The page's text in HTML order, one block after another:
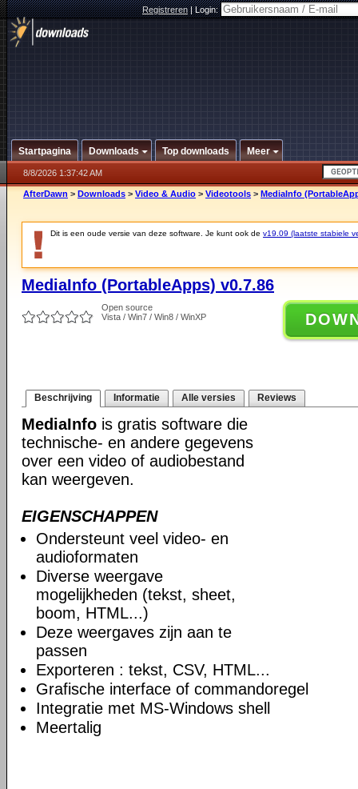
Registreren|Login:
Startpagina Downloads Top downloads Meer
8/8/2026 1:37:42 AM
AfterDawn > Downloads > Video & Audio > Videotools > MediaInfo
Dit is een oude versie van deze software. Je kunt ook de v19.09 (laatste stabiele
MediaInfo (PortableApps) v0.7.86
Open source
Vista / Win7 / Win8 / WinXP
Beschrijving Informatie Alle versies Reviews
MediaInfo is gratis software die
technische- en andere gegevens
over een video of audiobestand
kan weergeven.
EIGENSCHAPPEN
Ondersteunt veel video- en
audioformaten
Diverse weergave
mogelijkheden (tekst, sheet,
boom, HTML...)
Deze weergaves zijn aan te
passen
Exporteren : tekst, CSV, HTML...
Grafische interface of commandoregel
Integratie met MS-Windows shell
Meertalig